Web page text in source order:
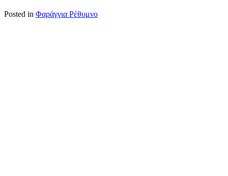
Posted in Φαράγγια Ρέθυμνο